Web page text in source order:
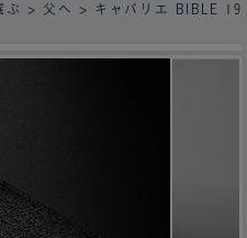
ぶ > 父へ
> キャバリエ BIBLE 19